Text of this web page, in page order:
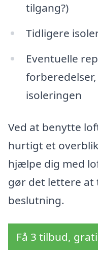
tilgang?)
Tidligere
Eventuelle
isoleringen
Ved at benytte
hurtigt et
hjælpe dig med
gør det lettere
beslutning.
Få 3 tilbud,